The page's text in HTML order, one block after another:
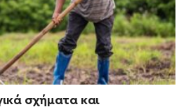
σχήματα και